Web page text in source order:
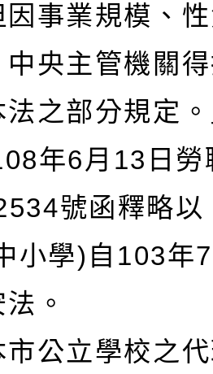
因事業規模、
中央主管機關
法之部分規定
年6月13日勞
號函釋略以
小學)自103年
。
市公立學校之